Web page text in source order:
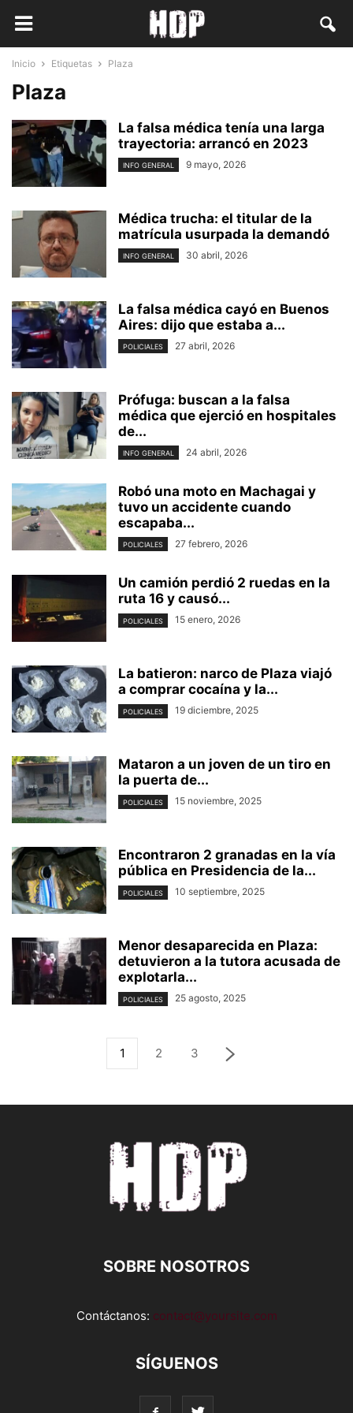
Inicio Etiquetas Plaza
Plaza
La falsa médica tenía una larga
trayectoria: arrancó en 2023
INFO GENERAL 9 mayo, 2026
Médica trucha: el titular de la
matrícula usurpada la demandó
INFO GENERAL 30 abril, 2026
La falsa médica cayó en Buenos
Aires: dijo que estaba a...
POLICIALES 27 abril, 2026
Prófuga: buscan a la falsa
médica que ejerció en hospitales
de...
INFO GENERAL 24 abril, 2026
Robó una moto en Machagai y
tuvo un accidente cuando
escapaba...
POLICIALES 27 febrero, 2026
Un camión perdió 2 ruedas en la
ruta 16 y causó...
POLICIALES 15 enero, 2026
La batieron: narco de Plaza viajó
a comprar cocaína y la...
POLICIALES 19 diciembre, 2025
Mataron a un joven de un tiro en
la puerta de...
POLICIALES 15 noviembre, 2025
Encontraron 2 granadas en la vía
pública en Presidencia de la...
POLICIALES 10 septiembre, 2025
Menor desaparecida en Plaza:
detuvieron a la tutora acusada de
explotarla...
POLICIALES 25 agosto, 2025
1 2 3
SOBRE NOSOTROS
Contáctanos: contact@yoursite.com
SÍGUENOS